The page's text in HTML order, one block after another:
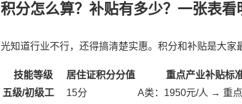
积分怎么算？补贴有多少？一张表看
光知道行业不行，还得搞清楚实惠。积分和补贴是大家
技能等级 居住证积分分值
重点产业补贴标
五级/初级工
15分
A类：1950元/人 → 重